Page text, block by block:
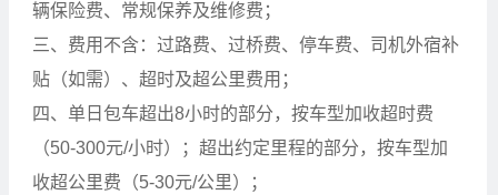
辆保险费、常规保养及维修费；
三、费用不含：过路费、过桥费、停车费、司机外宿补
贴（如需）、超时及超公里费用；
四、单日包车超出8小时的部分，按车型加收超时费
（50-300元/小时）；超出约定里程的部分，按车型加
收超公里费（5-30元/公里）；